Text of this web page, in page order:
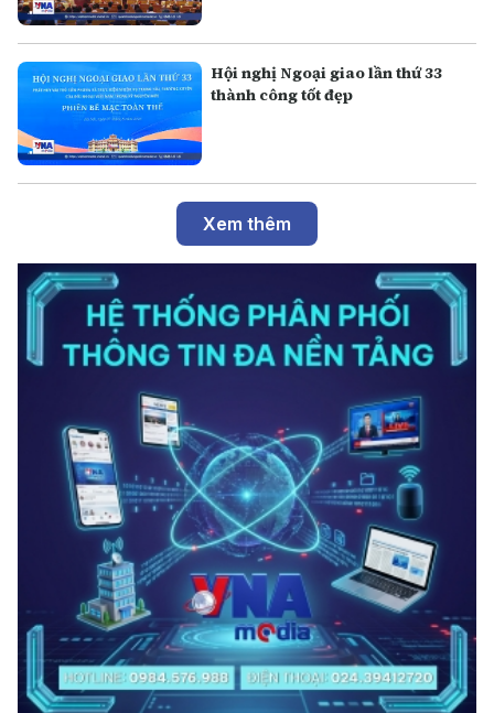
Hội nghị Ngoại giao lần thứ 33
thành công tốt đẹp
Xem thêm